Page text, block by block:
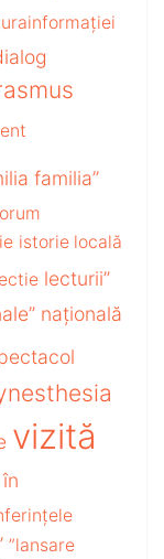
familia”
istorie locală
lecturii”
națională
vizită
în
”lansare